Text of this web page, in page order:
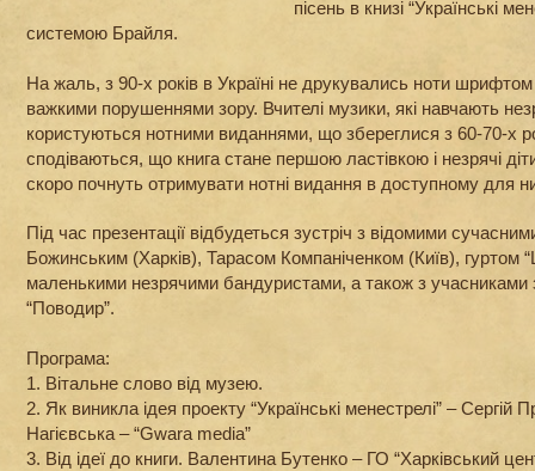
пісень в книзі “Українські
системою Брайля.
На жаль, з 90-х років в Україні не друкувались ноти
важкими порушеннями зору. Вчителі музики, які навчають
користуються нотними виданнями, що збереглися з 60-70-х
сподіваються, що книга стане першою ластівкою і незрячі
скоро почнуть отримувати нотні видання в доступному для
Під час презентації відбудеться зустріч з відомими
Божинським (Харків), Тарасом Компаніченком (Київ), гуртом
маленькими незрячими бандуристами, а також з учасниками
“Поводир”.
Програма:
1. Вітальне слово від музею.
2. Як виникла ідея проекту “Українські менестрелі” – Сергій
Нагієвська – “Gwara media”
3. Від ідеї до книги. Валентина Бутенко – ГО “Харківський